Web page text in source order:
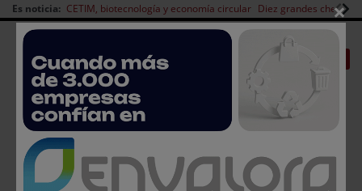
Es noticia: CETIM, biotecnología y economía circular Diez grandes chefs
Redes Sociales
Es noticia
| CANAL EMPLEO Login empresas Registro
×